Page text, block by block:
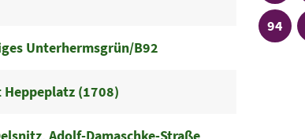
Linie
94
Unterhermsgrün/B92
(1708)